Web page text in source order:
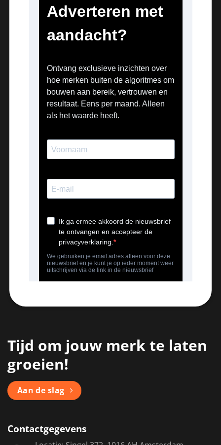
Tijd om jouw merk te laten
groeien!
Aan de slag
Contactgegevens